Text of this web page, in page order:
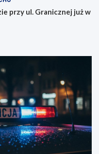
przy ul. Granicznej już w